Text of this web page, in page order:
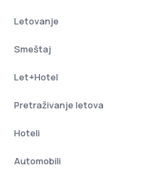
Letovanje
Smeštaj
Let+Hotel
Pretraživanje letova
Hoteli
Automobili